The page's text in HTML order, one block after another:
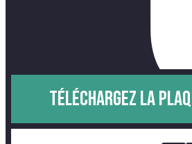
TÉLÉCHARGEZ LA